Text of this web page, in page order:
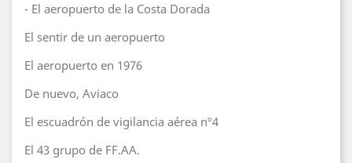
- El aeropuerto de la Costa Dorada
El sentir de un aeropuerto
El aeropuerto en 1976
De nuevo, Aviaco
El escuadrón de vigilancia aérea nº4
El 43 grupo de FF.AA.